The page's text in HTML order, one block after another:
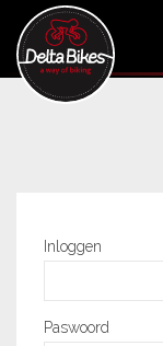
Inloggen
Paswoord